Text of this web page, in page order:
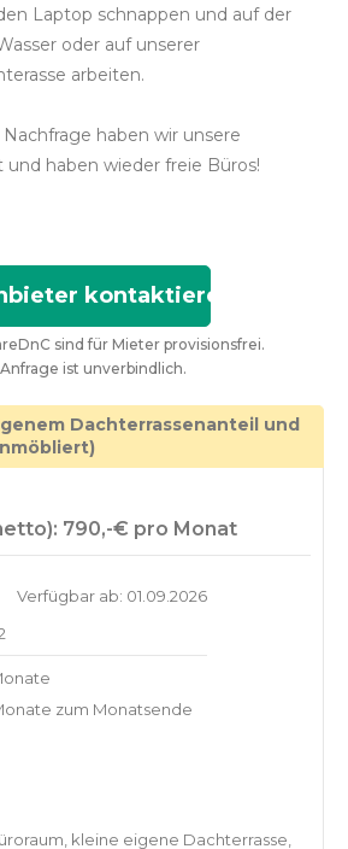
Laptop schnappen und auf der
oder auf unserer
arbeiten.
haben wir unsere
haben wieder freie Büros!
kontaktieren
sind für Mieter provisionsfrei.
ist unverbindlich.
Dachterrassenanteil und
790,-€ pro Monat
Verfügbar ab: 01.09.2026
zum Monatsende
kleine eigene Dachterrasse,